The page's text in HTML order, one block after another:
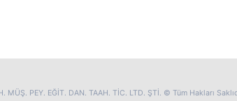
MÜŞ. PEY. EĞİT. DAN. TAAH. TİC. LTD. ŞTİ. © Tüm Hakları